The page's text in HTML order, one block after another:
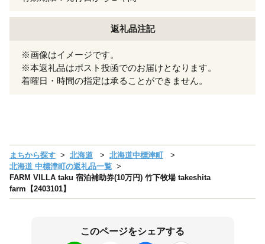
返礼品注記
※画像はイメージです。
※本返礼品はポスト投函でのお届けとなります。
着曜日・時間の指定は承ることができません。
まちから探す 北海道
北海道中標津町
北海道 中標津町の返礼品一覧
FARM VILLA taku 宿泊補助券(10万円) 竹下牧場 takeshita
farm【2403101】
このページをシェアする